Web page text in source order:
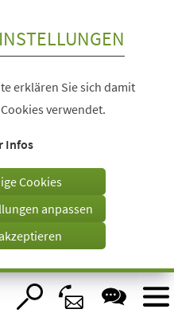
erklären Sie sich damit
verwendet.
Infos
Cookies
anpassen